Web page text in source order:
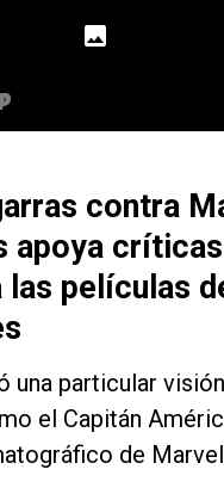
contra
apoya
las películas
una particular
el Capitán
de